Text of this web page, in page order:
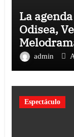
La
Odisea,
admin
Espectáculo